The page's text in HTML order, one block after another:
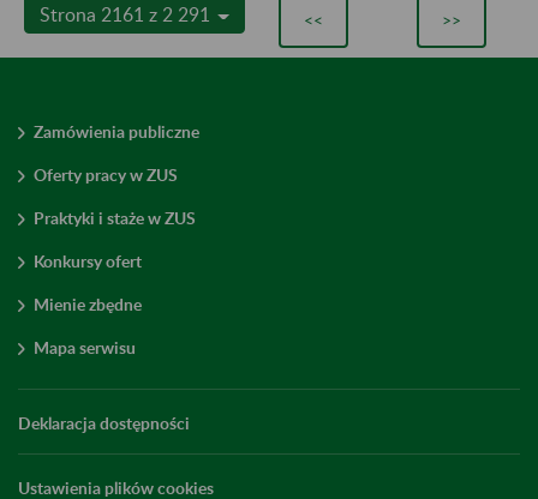
Strona 2161 z 2 291 << >>
Zamówienia publiczne
Oferty pracy w ZUS
Praktyki i staże w ZUS
Konkursy ofert
Mienie zbędne
Mapa serwisu
Deklaracja dostępności
Ustawienia plików cookies